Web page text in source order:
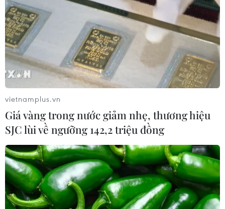
trí vì xâm phạm bản quyền trên
YouTube
05/08/2026 09:22
Tiếp nhận 47 công dân Việt Nam bị
Hoa Kỳ trục xuất về nước
05/08/2026 07:38
Đồng Nai phát hiện 7 cơ sở nuôi lợn
"vỗ béo" sử dụng chất cấm
05/08/2026 04:59
vietnamplus.vn
Giá vàng trong nước giảm nhẹ, thương hiệu
SJC lùi về ngưỡng 142,2 triệu đồng